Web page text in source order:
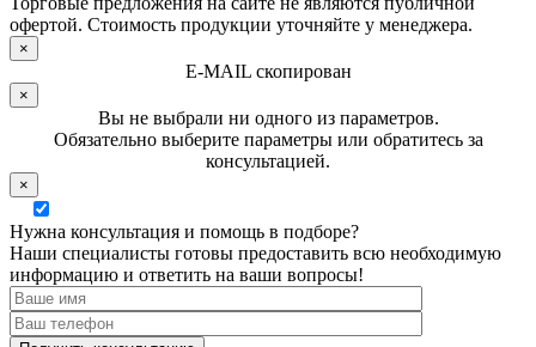
офертой. Стоимость продукции уточняйте у менеджера.
×
E-MAIL скопирован
×
Вы не выбрали ни одного из параметров.
Обязательно выберите параметры или обратитесь за
консультацией.
×
Нужна консультация и помощь в подборе?
Наши специалисты готовы предоставить всю необходимую
информацию и ответить на ваши вопросы!